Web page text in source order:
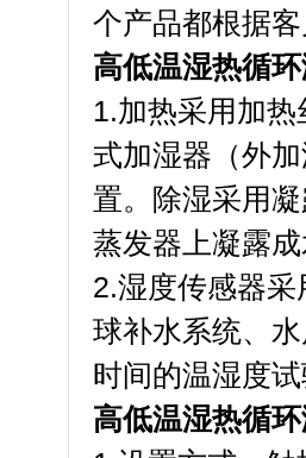
个产品都根据客
高低温湿热循环
1.加热采用加热
式加湿器（外加湿
置。除湿采
蒸发器上凝露成
2.湿度传感器采
球补水系统
时间的温湿度试验
高低温湿热循